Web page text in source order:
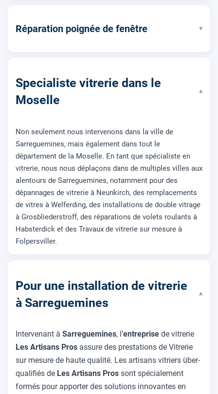
Réparation poignée de fenêtre ▾
Specialiste vitrerie dans le
Moselle
▾
Non seulement nous intervenons dans la ville de
Sarreguemines, mais également dans tout le
département de la Moselle. En tant que spécialiste en
vitrerie, nous nous déplaçons dans de multiples villes aux
alentours de Sarreguemines, notamment pour des
dépannages de vitrerie à Neunkirch, des remplacements
de vitres à Welferding, des installations de double vitrage
à Grosbliederstroff, des réparations de volets roulants à
Habsterdick et des Travaux de vitrerie sur mesure à
Folpersviller.
Pour une installation de vitrerie
à Sarreguemines
▾
Intervenant à Sarreguemines, l’entreprise de vitrerie
Les Artisans Pros assure des prestations de Vitrerie
sur mesure de haute qualité. Les artisans vitriers über-
qualifiés de Les Artisans Pros sont spécialement
formés pour apporter des solutions innovantes en